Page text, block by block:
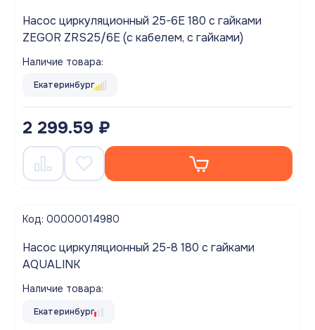
Насос циркуляционный 25-6E 180 с гайками
ZEGOR ZRS25/6E (с кабелем, с гайками)
Наличие товара:
Екатеринбург
2 299.59 ₽
Код: 00000014980
Насос циркуляционный 25-8 180 с гайками
AQUALINK
Наличие товара:
Екатеринбург